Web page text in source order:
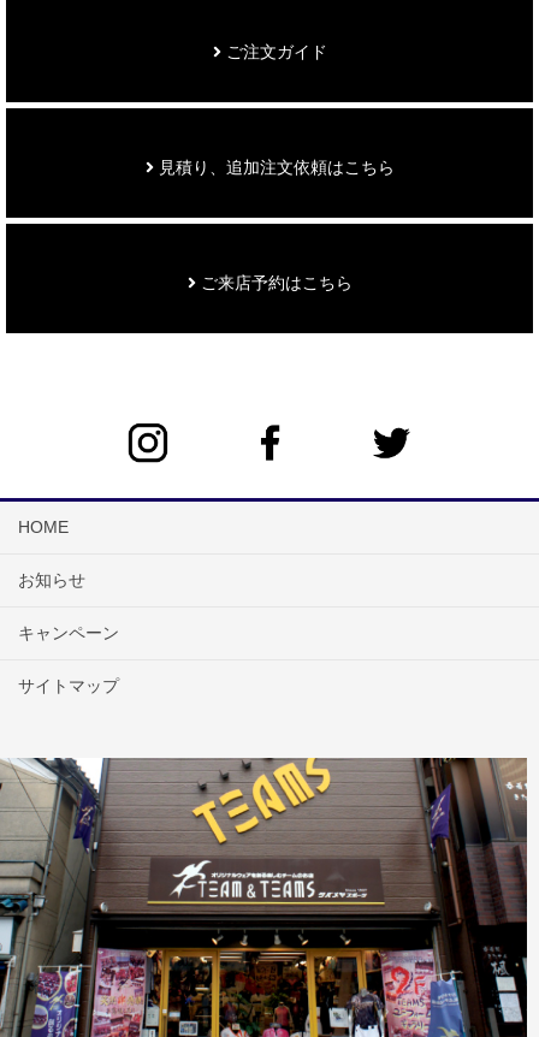
ご注文ガイド
見積り、追加注文依頼はこちら
ご来店予約はこちら
HOME
お知らせ
キャンペーン
サイトマップ